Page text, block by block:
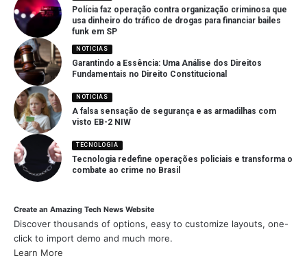
Polícia faz operação contra organização criminosa que
usa dinheiro do tráfico de drogas para financiar bailes
funk em SP
NOTICIAS
Garantindo a Essência: Uma Análise dos Direitos
Fundamentais no Direito Constitucional
NOTICIAS
A falsa sensação de segurança e as armadilhas com
visto EB-2 NIW
TECNOLOGIA
Tecnologia redefine operações policiais e transforma o
combate ao crime no Brasil
Create an Amazing Tech News Website
Discover thousands of options, easy to customize layouts, one-
click to import demo and much more.
Learn More